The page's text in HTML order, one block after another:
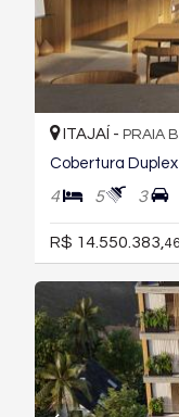
ITAJAÍ - PRAIA
Cobertura
4 5 3
R$ 14.550.383, 46